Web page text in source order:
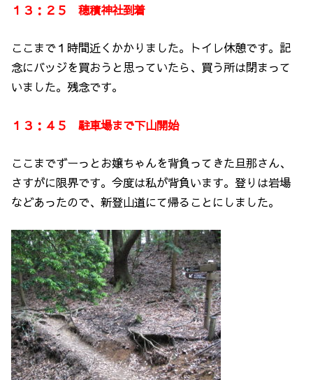
１３：２５ 穂積神社到着
ここまで１時間近くかかりました。トイレ休憩です。記
念にバッジを買おうと思っていたら、買う所は閉まって
いました。残念です。
１３：４５ 駐車場まで下山開始
ここまでずーっとお嬢ちゃんを背負ってきた旦那さん、
さすがに限界です。今度は私が背負います。登りは岩場
などあったので、新登山道にて帰ることにしました。